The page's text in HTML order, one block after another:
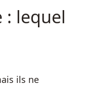
: lequel
ils ne